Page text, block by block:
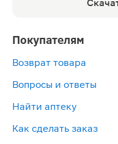
Покупателям
Возврат товара
Вопросы и ответы
Найти аптеку
Как сделать заказ